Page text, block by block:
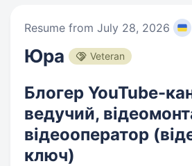
Resume from July 28, 2026
Юра Veteran
Блогер YouTube-
ведучий,
відеооператор
ключ)